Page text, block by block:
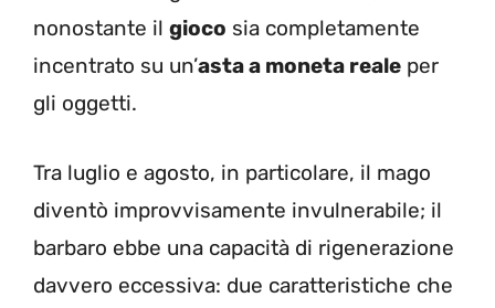
nonostante il gioco sia completamente
incentrato su un’asta a moneta reale per
gli oggetti.
Tra luglio e agosto, in particolare, il mago
diventò improvvisamente invulnerabile; il
barbaro ebbe una capacità di rigenerazione
davvero eccessiva: due caratteristiche che